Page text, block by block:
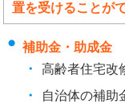
置を受けることが
補助金・助成金
高齢者住宅改
自治体の補助